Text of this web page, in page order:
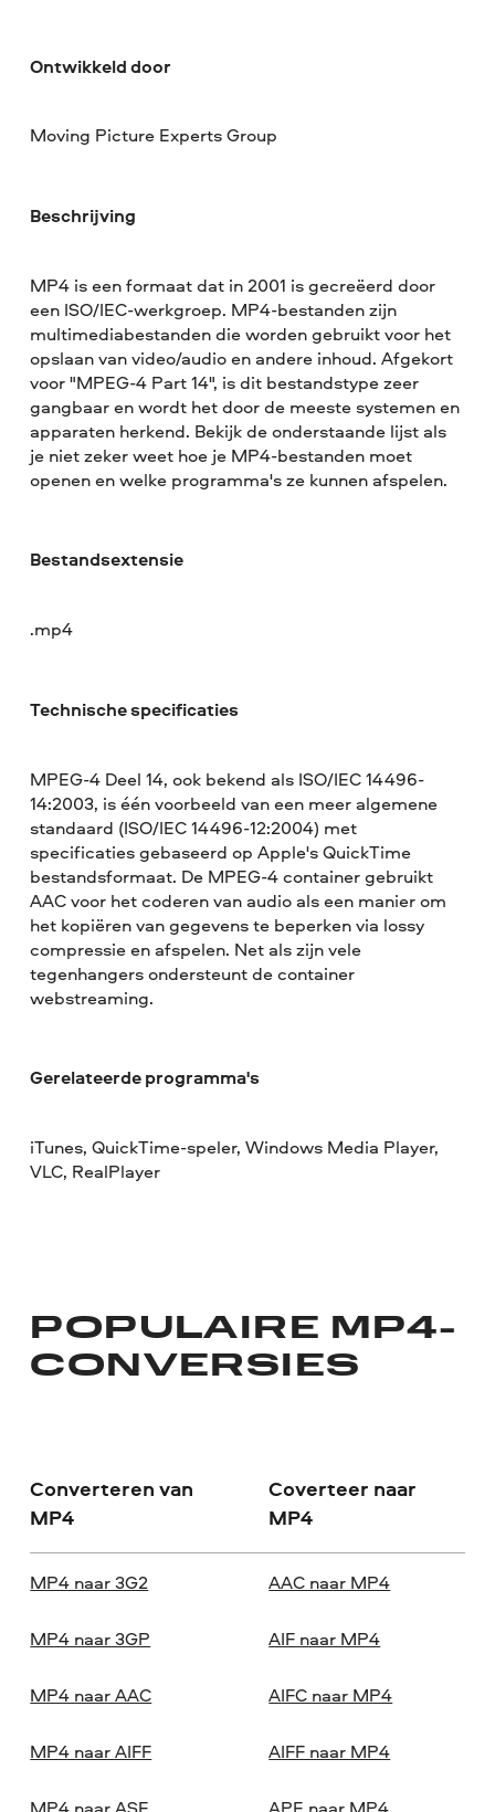
Ontwikkeld door
Moving Picture Experts Group
Beschrijving
MP4 is een formaat dat in 2001 is gecreëerd door
een ISO/IEC-werkgroep. MP4-bestanden zijn
multimediabestanden die worden gebruikt voor het
opslaan van video/audio en andere inhoud. Afgekort
voor "MPEG-4 Part 14", is dit bestandstype zeer
gangbaar en wordt het door de meeste systemen en
apparaten herkend. Bekijk de onderstaande lijst als
je niet zeker weet hoe je MP4-bestanden moet
openen en welke programma's ze kunnen afspelen.
Bestandsextensie
.mp4
Technische specificaties
MPEG-4 Deel 14, ook bekend als ISO/IEC 14496-
14:2003, is één voorbeeld van een meer algemene
standaard (ISO/IEC 14496-12:2004) met
specificaties gebaseerd op Apple's QuickTime
bestandsformaat. De MPEG-4 container gebruikt
AAC voor het coderen van audio als een manier om
het kopiëren van gegevens te beperken via lossy
compressie en afspelen. Net als zijn vele
tegenhangers ondersteunt de container
webstreaming.
Gerelateerde programma's
iTunes, QuickTime-speler, Windows Media Player,
VLC, RealPlayer
POPULAIRE MP4-
CONVERSIES
Converteren van
MP4
Coverteer naar
MP4
MP4 naar 3G2
MP4 naar 3GP
MP4 naar AAC
MP4 naar AIFF
AAC naar MP4
AIF naar MP4
AIFC naar MP4
AIFF naar MP4